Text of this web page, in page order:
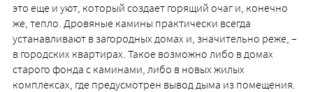
это еще и уют, который создает горящий очаг и, конечно
же, тепло. Дровяные камины практически всегда
устанавливают в загородных домах и, значительно реже, –
в городских квартирах. Такое возможно либо в домах
старого фонда с каминами, либо в новых жилых
комплексах, где предусмотрен вывод дыма из помещения.